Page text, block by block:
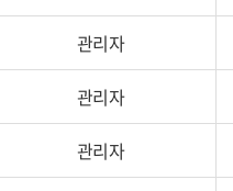
관리자
관리자
관리자